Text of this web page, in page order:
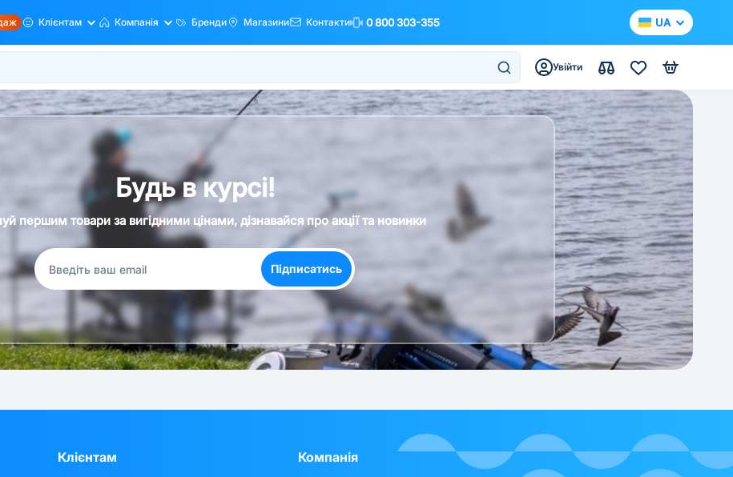
Клієнтам Компанія Бренди Магазини Контакти 0 800 303-355 UA
Увійти
Будь в курсі!
першим товари за вигідними цінами, дізнавайся про акції та новинки
Підписатись
Клієнтам Компанія